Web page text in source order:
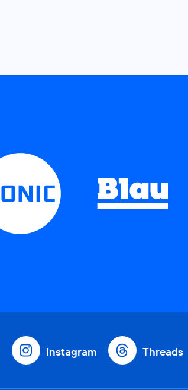
Instagram Threads